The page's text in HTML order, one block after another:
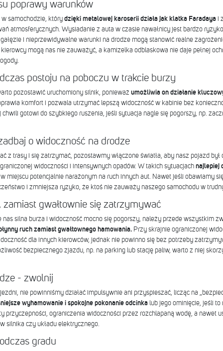
poprawy warunków
samochodzie, który dzięki metalowej karoserii działa jak klatka Faradayai
atmosferycznych. Wysiadanie z auta w czasie nawałnicy jest bardzo
i nieprzewidywalne warunki na drodze mogą stanowić realne
mogą nas nie zauważyć, a kamizelka odblaskowa nie daje pełnej
postoju na poboczu w trakcie burzy
pozostawić uruchomiony silnik, ponieważ umożliwia on działanie
komfort i pozwala utrzymać lepszą widoczność w kabinie bez
gotowi do szybkiego ruszenia, jeśli sytuacja nagle się pogorszy, np.
o widoczność na drodze
z trasy i się zatrzymać, pozostawmy włączone światła, aby nasz pojazd
widoczności i intensywnych opadów. W takich sytuacjach najlepiej
miejscu potencjalnie narażonym na ruch innych aut. Nawet jeśli obawiamy
i zmniejsza ryzyko, że ktoś nie zauważy naszego samochodu w
gwałtownie się zatrzymywać
silna burza i widoczność mocno się pogorszy, należy przede wszystkim
ruch zamiast gwałtownego hamowania. Przy skrajnie ograniczonej
dla innych kierowców, jednak nie powinno się bez potrzeby
bezpiecznego zjazdu, np. na parking lub stację paliw, warto z niej
- zwolnij
nie powinniśmy działać impulsywnie ani przyspieszać, licząc na
wyhamowanie i spokojne pokonanie odcinkalub jego ominięcie, jeśli
przyczepności, ograniczenia widoczności przez rozchlapaną wodę, a nawet
silnika czy układu elektrycznego.
gradu